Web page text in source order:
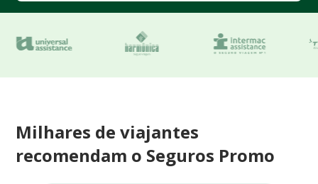
Milhares de viajantes
recomendam o Seguros Promo